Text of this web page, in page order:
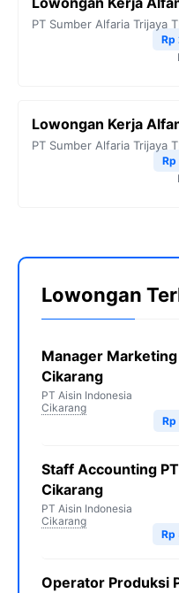
PT Sumber Alfaria Trijaya
Rp
Lowongan Kerja
PT Sumber Alfaria Trijaya
Lowongan
Manager
Cikarang
PT Aisin Indonesia
Cikarang
Staff Accounting
Cikarang
PT Aisin Indonesia
Cikarang
Rp
Operator Produksi